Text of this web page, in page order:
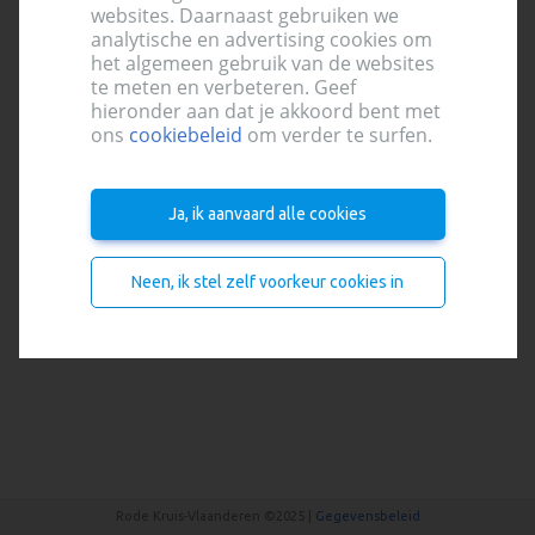
Gegevensbeleid
websites. Daarnaast gebruiken we
analytische en advertising cookies om
het algemeen gebruik van de websites
te meten en verbeteren. Geef
hieronder aan dat je akkoord bent met
ons cookiebeleid om verder te surfen.
Ja, ik aanvaard alle cookies
Neen, ik stel zelf voorkeur cookies in